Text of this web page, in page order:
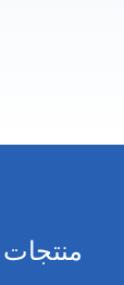
منتجات